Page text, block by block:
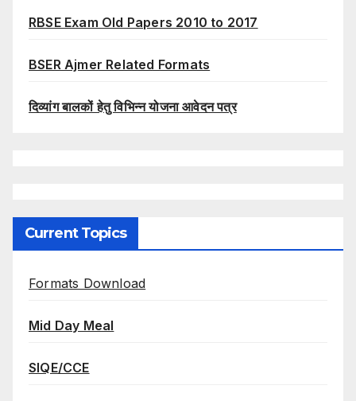
RBSE Exam Old Papers 2010 to 2017
BSER Ajmer Related Formats
दिव्यांग बालकों हेतु विभिन्न योजना आवेदन पत्र
Current Topics
Formats Download
Mid Day Meal
SIQE/CCE